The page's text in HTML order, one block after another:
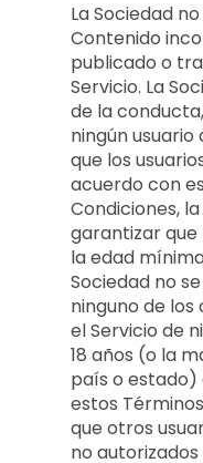
La Sociedad
Contenido
publicado o
Servicio. La
de la
ningún usuario
que los
acuerdo con
Condiciones,
garantizar que
la edad
Sociedad no
ninguno de
el Servicio de
18 años (o la
país o
estos
que otros
no